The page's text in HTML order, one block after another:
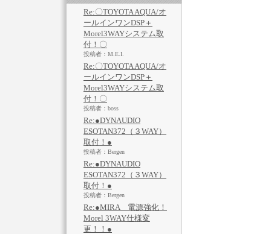
Re:〇TOYOTA AQUA/オ
ールインワンDSP＋
Morel3WAYシステム取
付！〇
投稿者：M.E.I.
Re:〇TOYOTA AQUA/オ
ールインワンDSP＋
Morel3WAYシステム取
付！〇
投稿者：boss
Re:●DYNAUDIO
ESOTAN372（３WAY）
取付！●
投稿者：Bergen
Re:●DYNAUDIO
ESOTAN372（３WAY）
取付！●
投稿者：Bergen
Re:●MIRA 電源強化！
Morel 3WAY仕様変
更！！●